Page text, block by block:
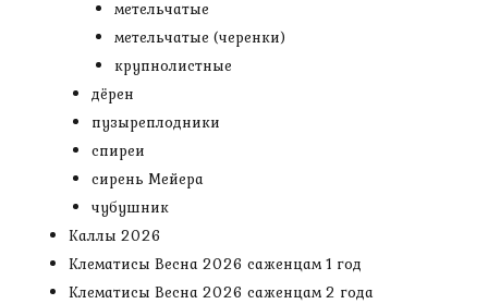
метельчатые
метельчатые (черенки)
крупнолистные
дёрен
пузыреплодники
спиреи
сирень Мейера
чубушник
Каллы 2026
Клематисы Весна 2026 саженцам 1 год
Клематисы Весна 2026 саженцам 2 года